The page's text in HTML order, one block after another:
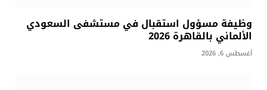
وظيفة مسؤول استقبال في مستشفى السعودي
الألماني بالقاهرة 2026
أغسطس 6, 2026